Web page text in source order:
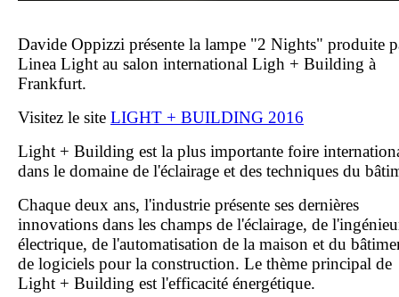
Davide Oppizzi présente la lampe "2 Nights" produite
Linea Light au salon international Ligh + Building à
Frankfurt.
Visitez le site LIGHT + BUILDING 2016
Light + Building est la plus importante foire
dans le domaine de l'éclairage et des techniques du
Chaque deux ans, l'industrie présente ses dernières
innovations dans les champs de l'éclairage, de
électrique, de l'automatisation de la maison et du
de logiciels pour la construction. Le thème principal de
Light + Building est l'efficacité énergétique.